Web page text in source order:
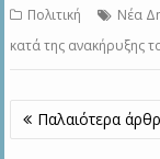
Πολιτική
Νέα
κατά της ανακήρυξης
Πλοήγηση
άρθρων
Παλαιότερα